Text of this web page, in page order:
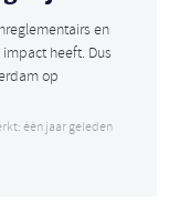
en
heeft. Dus
op
één jaar geleden